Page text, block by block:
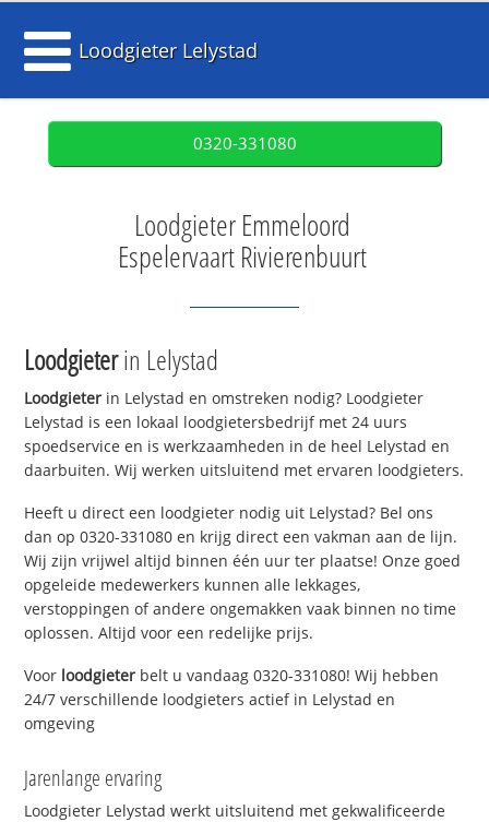
Loodgieter Lelystad
0320-331080
Loodgieter Emmeloord
Espelervaart Rivierenbuurt
Loodgieterin Lelystad
Loodgieter in Lelystad en omstreken nodig? Loodgieter
Lelystad is een lokaal loodgietersbedrijf met 24 uurs
spoedservice en is werkzaamheden in de heel Lelystad en
daarbuiten. Wij werken uitsluitend met ervaren loodgieters.
Heeft u direct een loodgieter nodig uit Lelystad? Bel ons
dan op 0320-331080 en krijg direct een vakman aan de lijn.
Wij zijn vrijwel altijd binnen één uur ter plaatse! Onze goed
opgeleide medewerkers kunnen alle lekkages,
verstoppingen of andere ongemakken vaak binnen no time
oplossen. Altijd voor een redelijke prijs.
Voor loodgieter belt u vandaag 0320-331080! Wij hebben
24/7 verschillende loodgieters actief in Lelystad en
omgeving
Jarenlange ervaring
Loodgieter Lelystad werkt uitsluitend met gekwalificeerde